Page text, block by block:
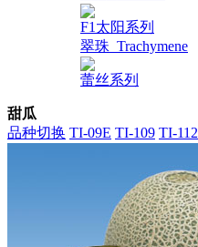
F1太阳系列
翠珠_Trachymene
蕾丝系列
甜瓜
品种切换 TI-09E TI-109 TI-112